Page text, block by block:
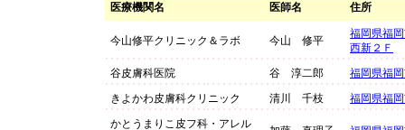
医療機関名 医師名 住所
今山修平クリニック＆ラボ 今山 修平
福岡県福
西新２Ｆ
谷皮膚科医院
谷 淳二郎
福岡県福
きよかわ皮膚科クリニック
清川 千枝
福岡県福
かとうまりこ皮フ科・アレル